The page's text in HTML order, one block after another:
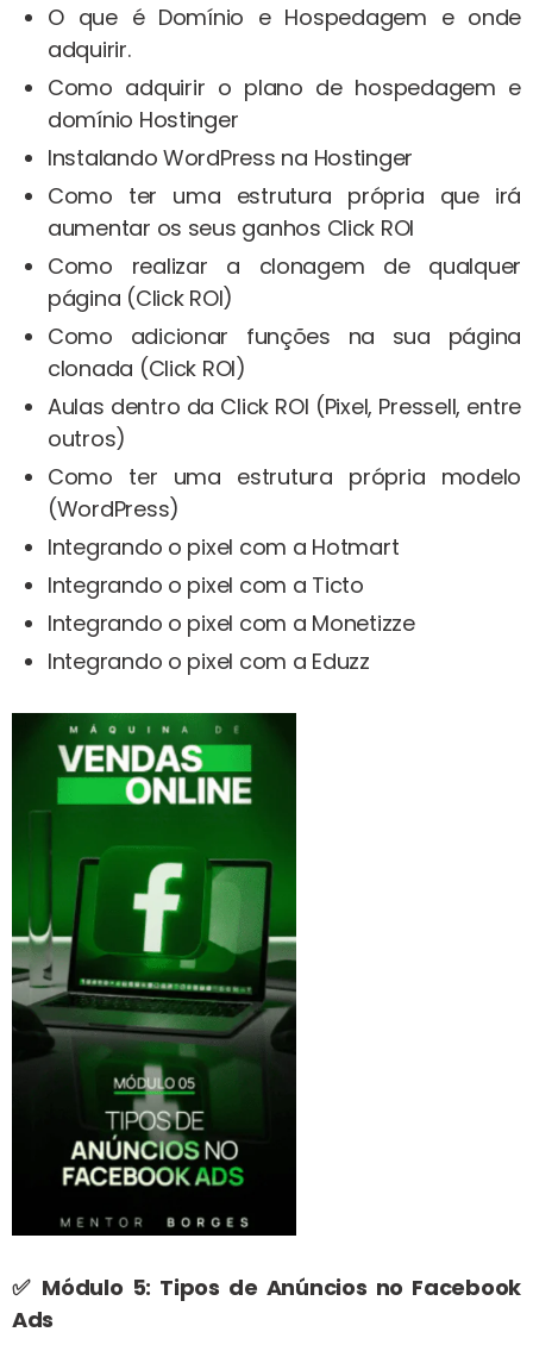
O que é Domínio e Hospedagem e onde
adquirir.
Como adquirir o plano de hospedagem e
domínio Hostinger
Instalando WordPress na Hostinger
Como ter uma estrutura própria que irá
aumentar os seus ganhos Click ROI
Como realizar a clonagem de qualquer
página (Click ROI)
Como adicionar funções na sua página
clonada (Click ROI)
Aulas dentro da Click ROI (Pixel, Pressell, entre
outros)
Como ter uma estrutura própria modelo
(WordPress)
Integrando o pixel com a Hotmart
Integrando o pixel com a Ticto
Integrando o pixel com a Monetizze
Integrando o pixel com a Eduzz
✅ Módulo 5: Tipos de Anúncios no Facebook
Ads